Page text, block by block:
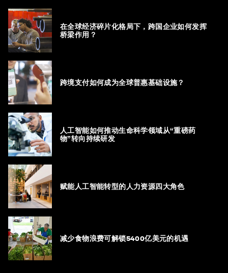
在全球经济碎片化格局下，跨国企业如何发挥
桥梁作用？
跨境支付如何成为全球普惠基础设施？
人工智能如何推动生命科学领域从“重磅药
物”转向持续研发
赋能人工智能转型的人力资源四大角色
减少食物浪费可解锁5400亿美元的机遇